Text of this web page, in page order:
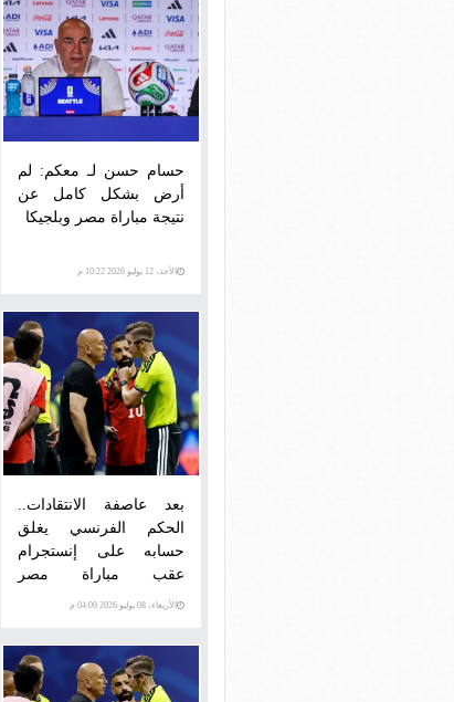
حسام حسن لـ معكم: لم
أرض بشكل كامل عن
نتيجة مباراة مصر وبلجيكا
الأحد، 12 يوليو 2026 10:22 م
بعد عاصفة الانتقادات..
الحكم الفرنسي يغلق
حسابه على إنستجرام
عقب مباراة مصر
والأرجنتين
الأربعاء، 08 يوليو 2026 04:09 م